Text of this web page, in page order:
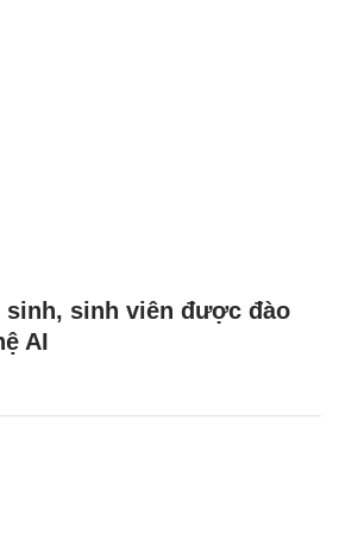
sinh, sinh viên được đào
AI